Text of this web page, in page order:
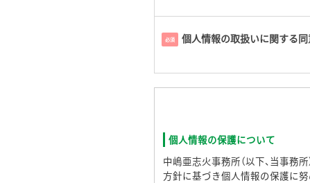
必須 個人情報の取扱いに関する
個人情報の保護について
中嶋亜志火事務所（以下、当事務
方針に基づき個人情報の保護に努